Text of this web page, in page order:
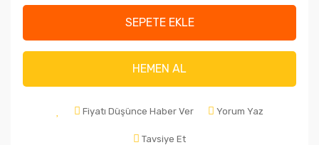
SEPETE EKLE
HEMEN AL
Fiyatı Düşünce Haber Ver Yorum Yaz
Tavsiye Et